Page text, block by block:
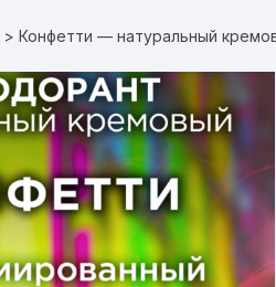
> Конфетти — натуральный